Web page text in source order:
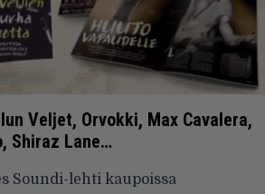
Veljet, Orvokki, Max Cavalera,
Shiraz Lane…
Soundi-lehti kaupoissa